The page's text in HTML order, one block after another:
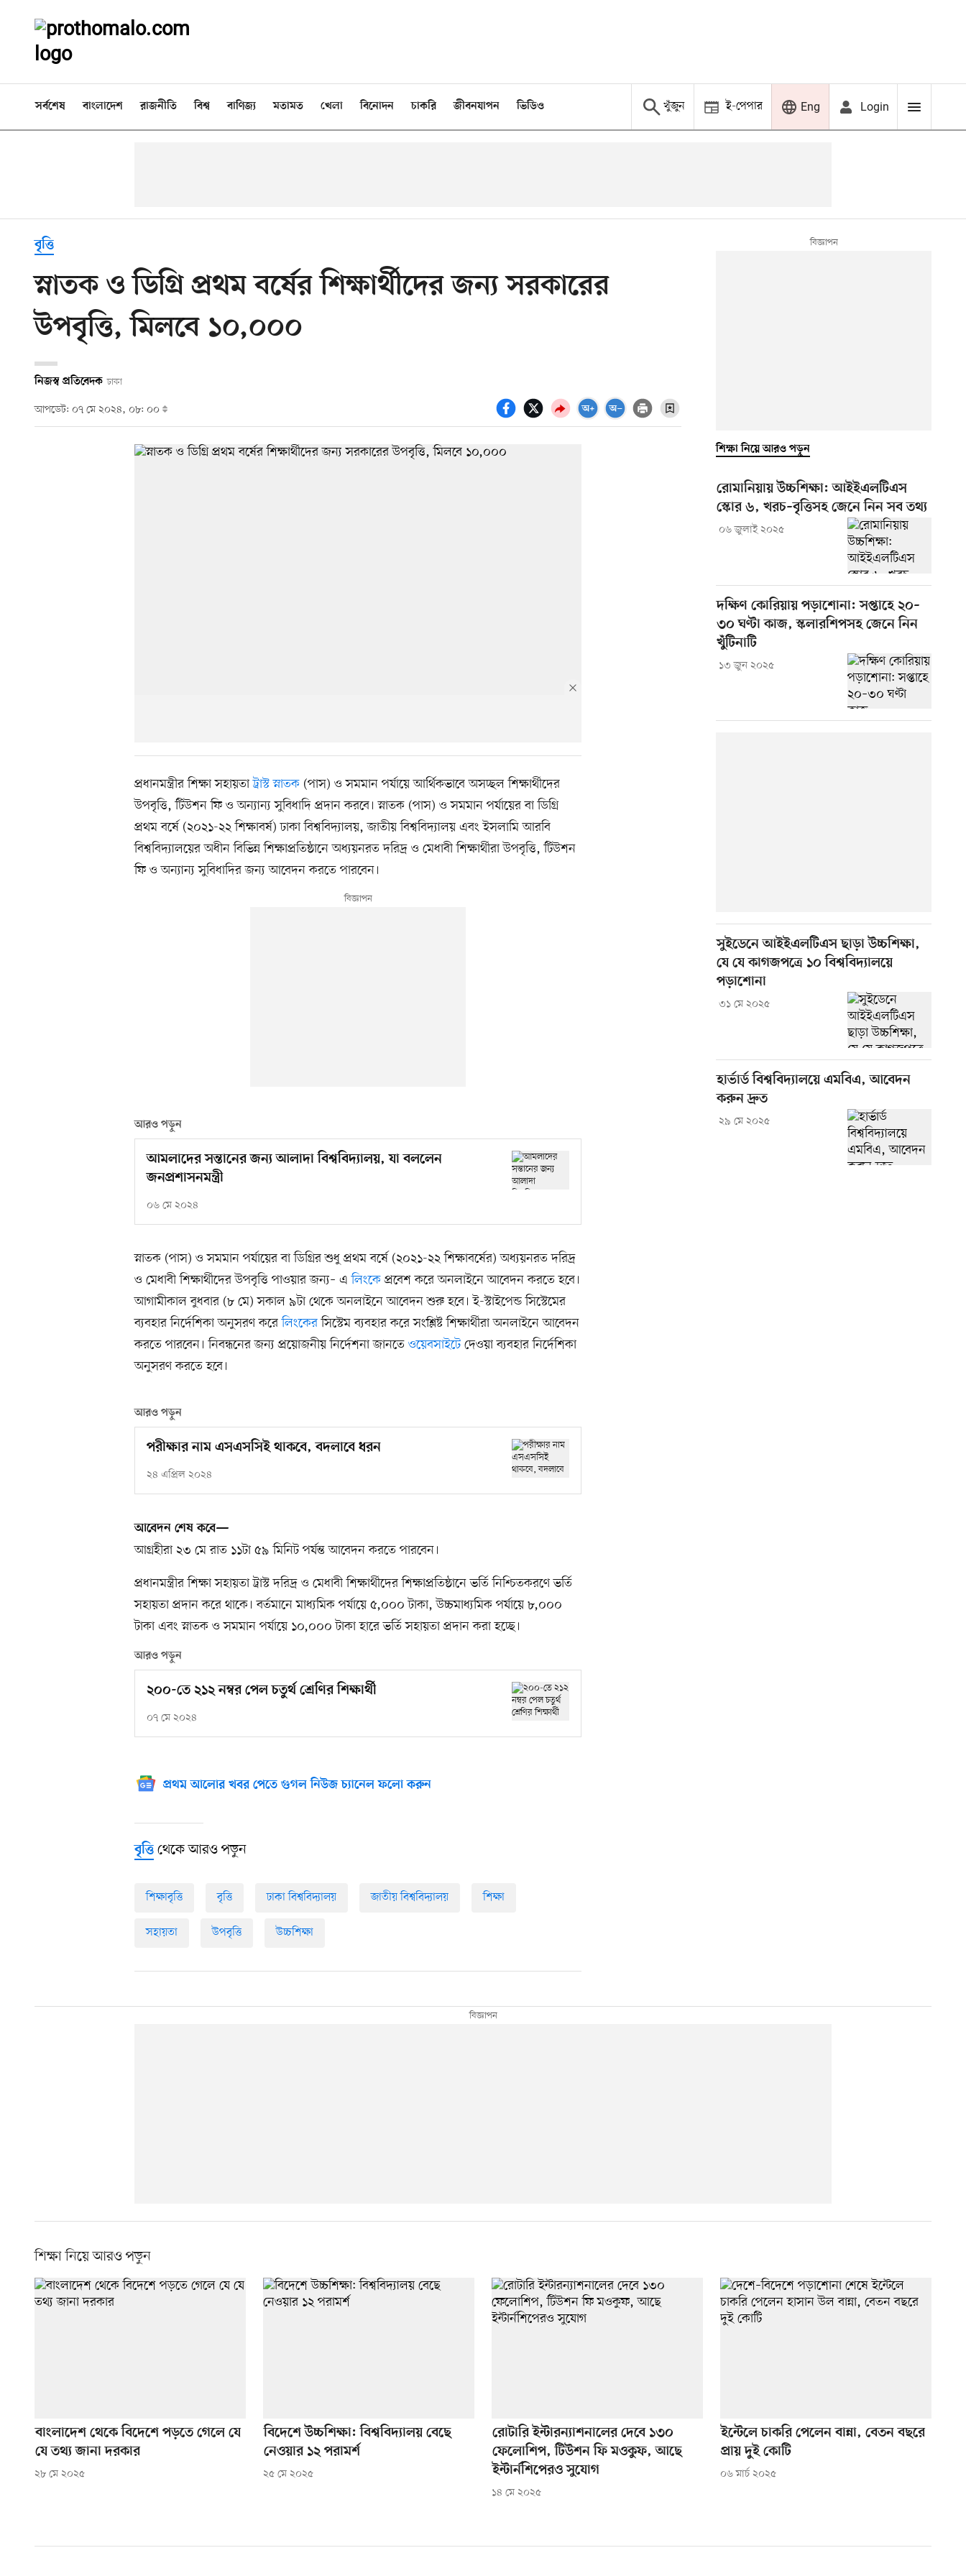
সর্বশেষ বাংলাদেশ রাজনীতি বিশ্ব বাণিজ্য মতামত খেলা বিনোদন চাকরি জীবনযাপন ভিডিও খুঁজুন ই-পেপার Eng Login
বৃত্তি
স্নাতক ও ডিগ্রি প্রথম বর্ষের শিক্ষার্থীদের জন্য সরকারের
উপবৃত্তি, মিলবে ১০,০০০
নিজস্ব প্রতিবেদক ঢাকা
আপডেট: ০৭ মে ২০২৪, ০৮: ০০
প্রধানমন্ত্রীর শিক্ষা সহায়তাট্রাস্ট স্নাতক (পাস) ও সমমান পর্যায়ে আর্থিকভাবে অসচ্ছল শিক্ষার্থীদের
উপবৃত্তি, টিউশন ফি ও অন্যান্য সুবিধাদি প্রদান করবে। স্নাতক (পাস) ও সমমান পর্যায়ের বা ডিগ্রি
প্রথম বর্ষে (২০২১-২২ শিক্ষাবর্ষ) ঢাকা বিশ্ববিদ্যালয়, জাতীয় বিশ্ববিদ্যালয় এবং ইসলামি আরবি
বিশ্ববিদ্যালয়ের অধীন বিভিন্ন শিক্ষাপ্রতিষ্ঠানে অধ্যয়নরত দরিদ্র ও মেধাবী শিক্ষার্থীরা উপবৃত্তি, টিউশন
ফি ও অন্যান্য সুবিধাদির জন্য আবেদন করতে পারবেন।
আরও পড়ুন
আমলাদের সন্তানের জন‌্য আলাদা বিশ্ববিদ‌্যালয়, যা বললেন
জনপ্রশাসনমন্ত্রী
০৬ মে ২০২৪
স্নাতক (পাস) ও সমমান পর্যায়ের বা ডিগ্রির শুধু প্রথম বর্ষে (২০২১-২২ শিক্ষাবর্ষের) অধ্যয়নরত দরিদ্র
ও মেধাবী শিক্ষার্থীদের উপবৃত্তি পাওয়ার জন্য– এলিংকেপ্রবেশ করে অনলাইনে আবেদন করতে হবে।
আগামীকাল বুধবার (৮ মে) সকাল ৯টা থেকে অনলাইনে আবেদন শুরু হবে। ই-স্টাইপেন্ড সিস্টেমের
ব্যবহার নির্দেশিকা অনুসরণ করেলিংকেরসিস্টেম ব্যবহার করে সংশ্লিষ্ট শিক্ষার্থীরা অনলাইনে আবেদন
করতে পারবেন। নিবন্ধনের জন্য প্রয়োজনীয় নির্দেশনা জানতে ওয়েবসাইটে দেওয়া ব্যবহার নির্দেশিকা
অনুসরণ করতে হবে।
আরও পড়ুন
পরীক্ষার নাম এসএসসিই থাকবে, বদলাবে ধরন
২৪ এপ্রিল ২০২৪
আবেদন শেষ কবে—
আগ্রহীরা ২৩ মে রাত ১১টা ৫৯ মিনিট পর্যন্ত আবেদন করতে পারবেন।
প্রধানমন্ত্রীর শিক্ষা সহায়তা ট্রাস্ট দরিদ্র ও মেধাবী শিক্ষার্থীদের শিক্ষাপ্রতিষ্ঠানে ভর্তি নিশ্চিতকরণে ভর্তি
সহায়তা প্রদান করে থাকে। বর্তমানে মাধ্যমিক পর্যায়ে ৫,০০০ টাকা, উচ্চমাধ্যমিক পর্যায়ে ৮,০০০
টাকা এবং স্নাতক ও সমমান পর্যায়ে ১০,০০০ টাকা হারে ভর্তি সহায়তা প্রদান করা হচ্ছে।
আরও পড়ুন
২০০-তে ২১২ নম্বর পেল চতুর্থ শ্রেণির শিক্ষার্থী
০৭ মে ২০২৪
প্রথম আলোর খবর পেতে গুগল নিউজ চ্যানেল ফলো করুন
বৃত্তি থেকে আরও পড়ুন
শিক্ষাবৃত্তি বৃত্তি ঢাকা বিশ্ববিদ্যালয় জাতীয় বিশ্ববিদ্যালয় শিক্ষা
সহায়তা উপবৃত্তি উচ্চশিক্ষা
শিক্ষা নিয়ে আরও পড়ুন
রোমানিয়ায় উচ্চশিক্ষা: আইইএলটিএস
স্কোর ৬, খরচ–বৃত্তিসহ জেনে নিন সব তথ্য
০৬ জুলাই ২০২৫
দক্ষিণ কোরিয়ায় পড়াশোনা: সপ্তাহে ২০–
৩০ ঘণ্টা কাজ, স্কলারশিপসহ জেনে নিন
খুঁটিনাটি
১৩ জুন ২০২৫
সুইডেনে আইইএলটিএস ছাড়া উচ্চশিক্ষা,
যে যে কাগজপত্রে ১০ বিশ্ববিদ্যালয়ে
পড়াশোনা
৩১ মে ২০২৫
হার্ভার্ড বিশ্ববিদ্যালয়ে এমবিএ, আবেদন
করুন দ্রুত
২৯ মে ২০২৫
শিক্ষা নিয়ে আরও পড়ুন
বাংলাদেশ থেকে বিদেশে পড়তে গেলে যে
যে তথ্য জানা দরকার
২৮ মে ২০২৫
বিদেশে উচ্চশিক্ষা: বিশ্ববিদ্যালয় বেছে
নেওয়ার ১২ পরামর্শ
২৫ মে ২০২৫
রোটারি ইন্টারন্যাশনালের দেবে ১৩০
ফেলোশিপ, টিউশন ফি মওকুফ, আছে
ইন্টার্নশিপেরও সুযোগ
১৪ মে ২০২৫
ইন্টেলে চাকরি পেলেন বান্না, বেতন বছরে
প্রায় দুই কোটি
০৬ মার্চ ২০২৫